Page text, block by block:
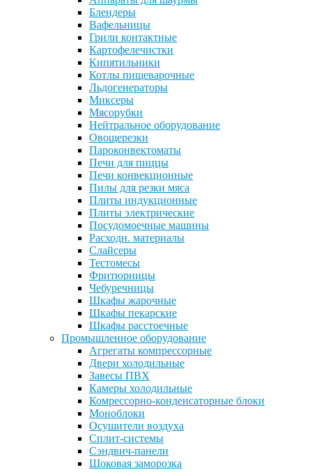
Блендеры
Вафельницы
Грили контактные
Картофелечистки
Кипятильники
Котлы пищеварочные
Льдогенераторы
Миксеры
Мясорубки
Нейтральное оборудование
Овощерезки
Пароконвектоматы
Печи для пиццы
Печи конвекционные
Пилы для резки мяса
Плиты индукционные
Плиты электрические
Посудомоечные машины
Расходн. материалы
Слайсеры
Тестомесы
Фритюрницы
Чебуречницы
Шкафы жарочные
Шкафы пекарские
Шкафы расстоечные
Промышленное оборудование
Агрегаты компрессорные
Двери холодильные
Завесы ПВХ
Камеры холодильные
Комрессорно-конденсаторные блоки
Моноблоки
Осушители воздуха
Сплит-системы
Сэндвич-панели
Шоковая заморозка